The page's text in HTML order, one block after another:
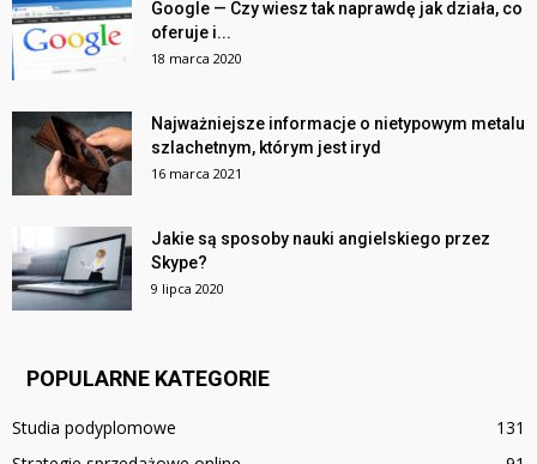
Google — Czy wiesz tak naprawdę jak działa, co
oferuje i...
18 marca 2020
Najważniejsze informacje o nietypowym metalu
szlachetnym, którym jest iryd
16 marca 2021
Jakie są sposoby nauki angielskiego przez
Skype?
9 lipca 2020
POPULARNE KATEGORIE
Studia podyplomowe
131